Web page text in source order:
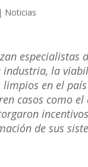
| Noticias
especialistas
industria, la
limpios en el país
casos como el
de sus